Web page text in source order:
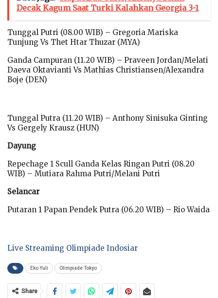
Decak Kagum Saat Turki Kalahkan Georgia 3-1
Tunggal Putri (08.00 WIB) – Gregoria Mariska
Tunjung Vs Thet Htar Thuzar (MYA)
Ganda Campuran (11.20 WIB) – Praveen Jordan/Melati
Daeva Oktavianti Vs Mathias Christiansen/Alexandra
Boje (DEN)
Tunggal Putra (11.20 WIB) – Anthony Sinisuka Ginting
Vs Gergely Krausz (HUN)
Dayung
Repechage 1 Scull Ganda Kelas Ringan Putri (08.20
WIB) – Mutiara Rahma Putri/Melani Putri
Selancar
Putaran 1 Papan Pendek Putra (06.20 WIB) – Rio Waida
Live Streaming Olimpiade Indosiar
Eko Yuli Olimpiade Tokyo
Share